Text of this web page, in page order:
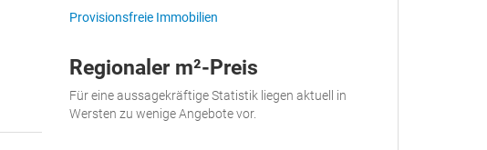
Provisionsfreie Immobilien
Regionaler m²-Preis
Für eine aussagekräftige Statistik liegen aktuell in
Wersten zu wenige Angebote vor.